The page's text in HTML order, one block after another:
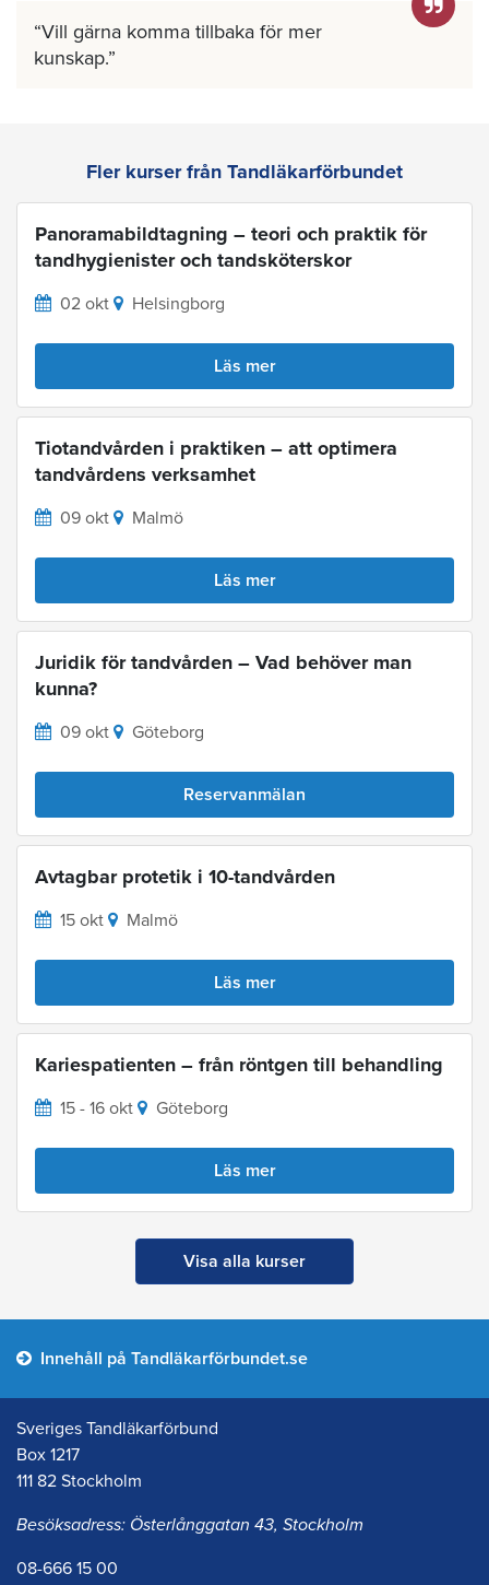
Vill gärna komma tillbaka för mer
kunskap.
Fler kurser från Tandläkarförbundet
Panoramabildtagning – teori och praktik för
tandhygienister och tandsköterskor
02 okt Helsingborg
Läs mer
Tiotandvården i praktiken – att optimera
tandvårdens verksamhet
09 okt Malmö
Läs mer
Juridik för tandvården – Vad behöver man
kunna?
09 okt Göteborg
Reservanmälan
Avtagbar protetik i 10-tandvården
15 okt Malmö
Läs mer
Kariespatienten – från röntgen till behandling
15 - 16 okt Göteborg
Läs mer
Visa alla kurser
Innehåll på Tandläkarförbundet.se
Sveriges Tandläkarförbund
Box 1217
111 82 Stockholm
Besöksadress: Österlånggatan 43, Stockholm
08-666 15 00